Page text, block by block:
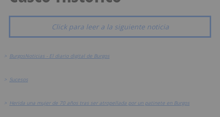
Click para leer a la siguiente noticia
> BurgosNoticias - El diario digital de Burgos
> Sucesos
> Herida una mujer de 70 años tras ser atropellada por un patinete en Burgos